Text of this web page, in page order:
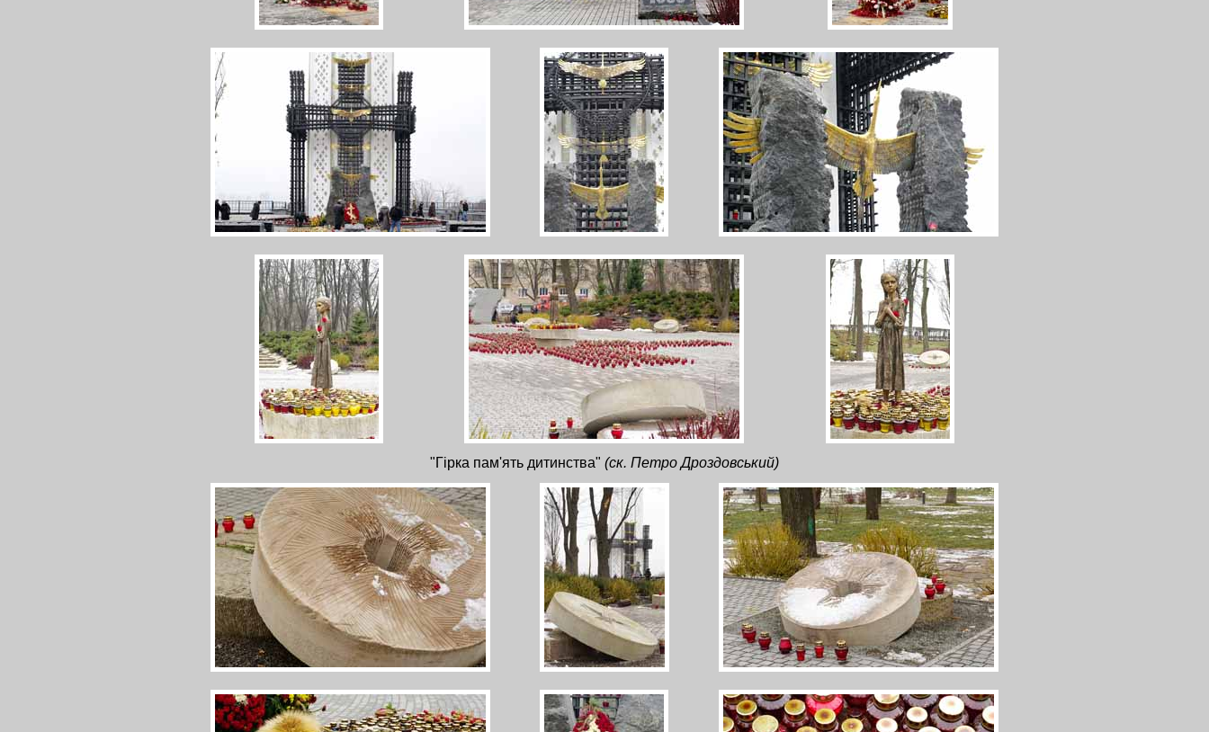
"Гірка пам'ять дитинства" (ск. Петро Дроздовський)